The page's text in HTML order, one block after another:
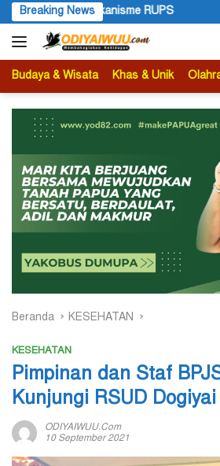
Langsung
ke
konten
Breaking News
Resmi Pemprov Papua
Budaya & Wisata Khas & Unik
Beranda KESEHATAN
KESEHATAN
Pimpinan dan Staf
Kunjungi RSUD Dogiyai
ODIYAIWUU.com
10 September 2021